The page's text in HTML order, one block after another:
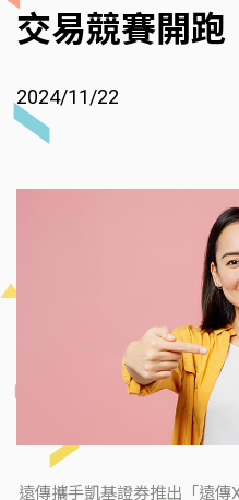
交易競賽開跑
2024/11/22
遠傳攜手凱基證券推出「遠傳